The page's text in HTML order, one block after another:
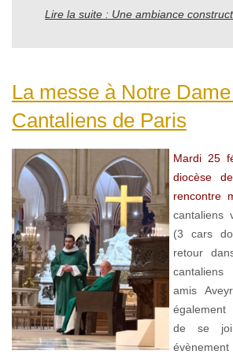
Lire la suite : Une ambiance
La messe à Notre
Cantaliens de Paris
Mardi 25
diocèse
rencontre
cantaliens
(3 cars
retour
amis
de se